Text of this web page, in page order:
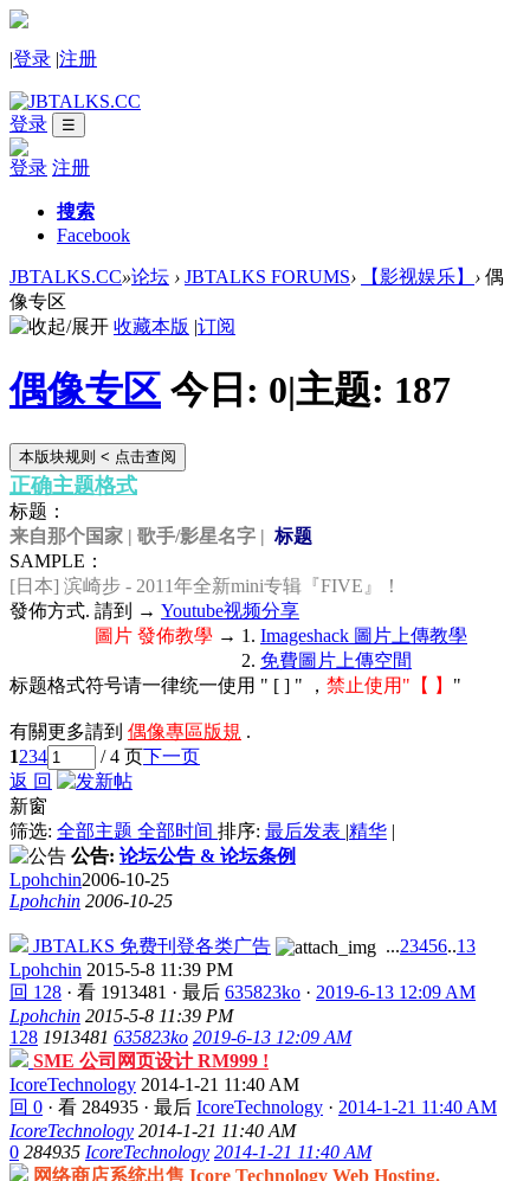
|登录 |注册
登录 ☰
登录 注册
搜索
Facebook
JBTALKS.CC»论坛 › JBTALKS FORUMS› 【影视娱乐】 › 偶
像专区
收藏本版 |订阅
偶像专区 今日: 0|主题: 187
本版块规则 < 点击查阅
正确主题格式
标题：
来自那个国家 | 歌手/影星名字 | 标题
SAMPLE：
[日本] 滨崎步 - 2011年全新mini专辑『FIVE』！
發佈方式. 請到 → Youtube视频分享
圖片 發佈教學 → 1. Imageshack 圖片上傳教學
2. 免費圖片上傳空間
标题格式符号请一律统一使用 " [ ] " ， 禁止使用"【 】 "
有關更多請到 偶像專區版規 .
1234 / 4 页下一页
返 回
新窗
筛选: 全部主题 全部时间 排序: 最后发表 |精华 |
公告: 论坛公告 & 论坛条例
Lpohchin2006-10-25
Lpohchin 2006-10-25
JBTALKS 免费刊登各类广告 ...23456..13
Lpohchin 2015-5-8 11:39 PM
回 128 · 看 1913481 · 最后 635823ko · 2019-6-13 12:09 AM
Lpohchin 2015-5-8 11:39 PM
128 1913481 635823ko 2019-6-13 12:09 AM
SME 公司网页设计 RM999 !
IcoreTechnology 2014-1-21 11:40 AM
回 0 · 看 284935 · 最后 IcoreTechnology · 2014-1-21 11:40 AM
IcoreTechnology 2014-1-21 11:40 AM
0 284935 IcoreTechnology 2014-1-21 11:40 AM
网络商店系统出售 Icore Technology Web Hosting.